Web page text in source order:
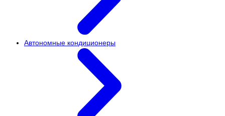
Автономные кондиционеры